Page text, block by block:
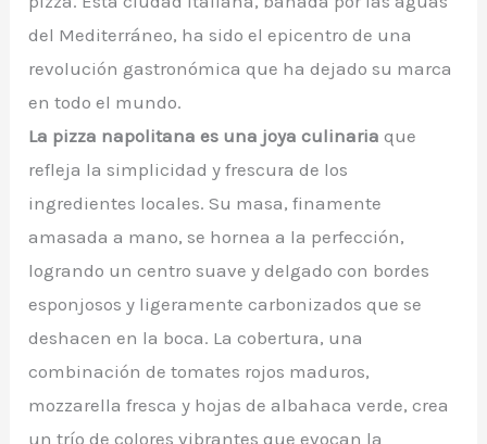
del Mediterráneo, ha sido el epicentro de una
revolución gastronómica que ha dejado su marca
en todo el mundo.
La pizza napolitana es una joya culinaria que
refleja la simplicidad y frescura de los
ingredientes locales. Su masa, finamente
amasada a mano, se hornea a la perfección,
logrando un centro suave y delgado con bordes
esponjosos y ligeramente carbonizados que se
deshacen en la boca. La cobertura, una
combinación de tomates rojos maduros,
mozzarella fresca y hojas de albahaca verde, crea
un trío de colores vibrantes que evocan la